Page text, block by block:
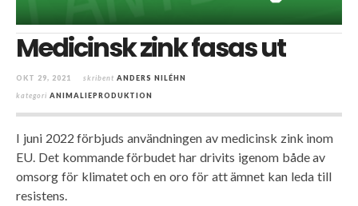
Medicinsk zink fasas ut
OKT 29, 2021 skribent ANDERS NILÉHN
kategori ANIMALIEPRODUKTION
I juni 2022 förbjuds användningen av medicinsk zink inom
EU. Det kommande förbudet har drivits igenom både av
omsorg för klimatet och en oro för att ämnet kan leda till
resistens.